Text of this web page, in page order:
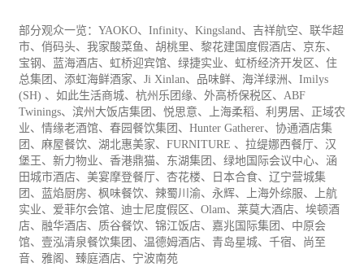
部分观众一览：YAOKO、Infinity、Kingsland、吉祥航空、联华超
市、俏码头、我家酸菜鱼、胡桃里、黎花建国度假酒店、京东、
宝钢、蓝海酒店、虹桥迎宾馆、绿捷实业、虹桥经济开发区、住
总集团、添虹海鲜酒家、Ji Xinlan、品味鲜、 海洋绿洲、Imilys
(SH) 、如此生活商城、杭州乐团缘、外高桥保税区、ABF
Twinings、滨州大饭店集团、悦思意、上海柔稻、利男居、正域农
业、情缘老酒馆、春园餐饮集团、Hunter Gatherer、协通酒店集
团、麻屋餐饮、湖北惠美家、FURNITURE 、拉缇娜西餐厅、汉
堡王、新力物业、香港鼎猫、东湖集团、绿地国际会议中心、涵
田城市酒店、美宴摩登餐厅、杏花楼、日本合食、辽宁营城集
团、蓝焰厨房、枫味餐饮、辣蜀川渝、永辉、上海外综服、上航
实业、爱菲尔会馆、迪士尼度假区、Olam、莱莫大酒店、埃顿酒
店、融华酒店、质谷餐饮、锦江饭店、嘉兆国际集团、中原会
馆、壹泓清泉餐饮集团、温德姆酒店、青岛星城、千宿、尚至
音、雅阁、臻庭酒店、宁波南苑